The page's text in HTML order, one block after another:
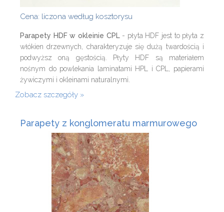
Cena: liczona według kosztorysu
Parapety HDF w okleinie CPL- płyta HDF jest to płyta z
włókien drzewnych, charakteryzuje się dużą twardością i
podwyższ oną gęstością. Płyty HDF są materiałem
nośnym do powlekania laminatami HPL i CPL, papierami
żywiczymi i okleinami naturalnymi.
Zobacz szczegóły
Parapety z konglomeratu marmurowego